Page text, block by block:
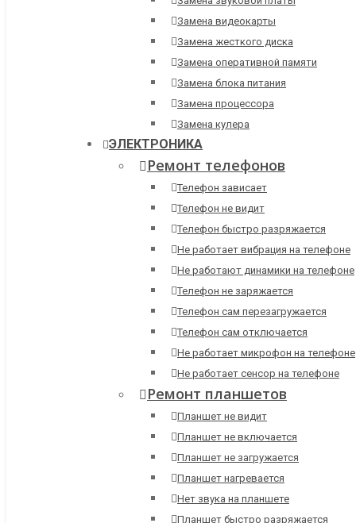
Замена видеокарты
Замена жесткого диска
Замена оперативной памяти
Замена блока питания
Замена процессора
Замена кулера
ЭЛЕКТРОНИКА
Ремонт телефонов
Телефон зависает
Телефон не видит
Телефон быстро разряжается
Не работает вибрация на телефоне
Не работают динамики на телефоне
Телефон не заряжается
Телефон сам перезагружается
Телефон сам отключается
Не работает микрофон на телефоне
Не работает сенсор на телефоне
Ремонт планшетов
Планшет не видит
Планшет не включается
Планшет не загружается
Планшет нагревается
Нет звука на планшете
Планшет быстро разряжается